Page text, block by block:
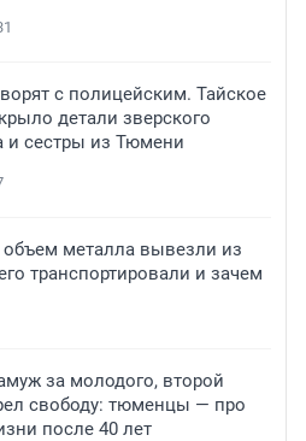
с полицейским. Тайское
детали зверского
и сестры из Тюмени
металла вывезли из
транспортировали и зачем
за молодого, второй
свободу: тюменцы — про
после 40 лет